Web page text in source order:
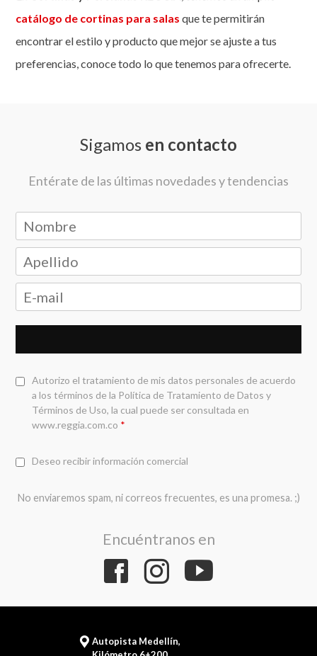
catálogo de cortinas para salas que te permitirán
encontrar el estilo y producto que mejor se ajuste a tus
preferencias, conoce todo lo que tenemos para ofrecerte.
Sigamos en contacto
Entérate de las últimas novedades y tendencias
Autorizo el tratamiento de mis datos personales de acuerdo
a los términos de la Política de Tratamiento de Datos y
Términos de Uso, la cual puede ser consultada en
www.reggia.com.co *
Deseo recibir información comercial
No enviaremos spam, ni correos frecuentes, es una promesa. ;)
Encuéntranos en
Autopista Medellín,